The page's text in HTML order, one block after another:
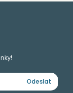
Odeslat